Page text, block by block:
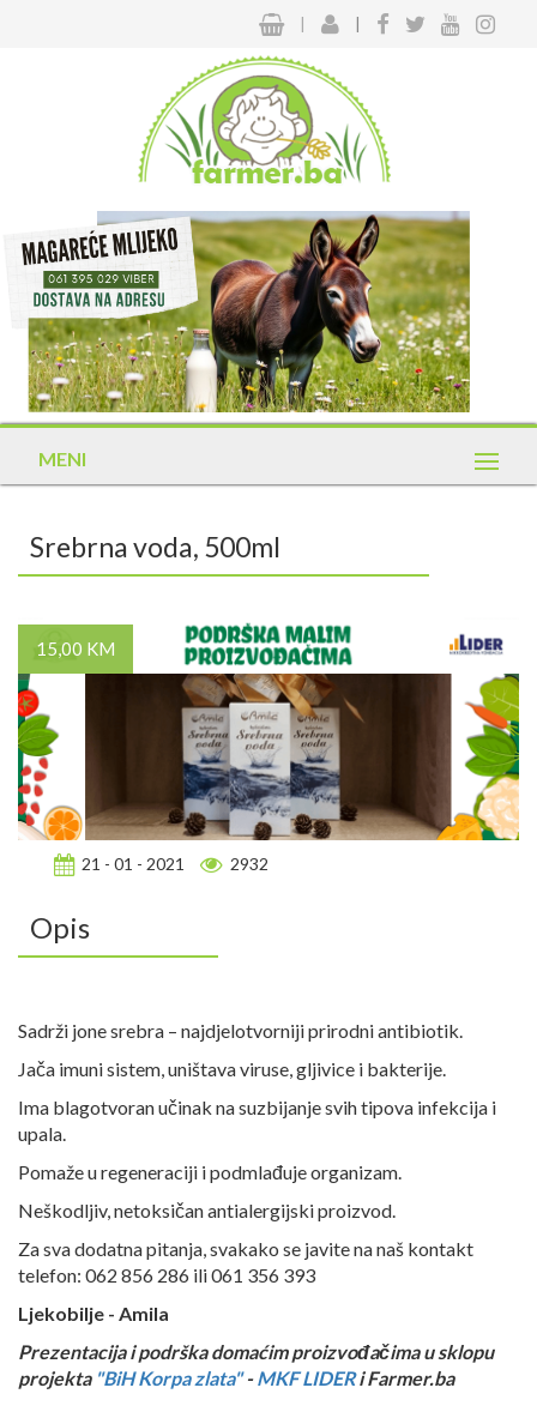
| |
MENI
Srebrna voda, 500ml
15,00 KM
21 - 01 - 2021 2932
Opis
Sadrži jone srebra – najdjelotvorniji prirodni antibiotik.
Jača imuni sistem, uništava viruse, gljivice i bakterije.
Ima blagotvoran učinak na suzbijanje svih tipova infekcija i
upala.
Pomaže u regeneraciji i podmlađuje organizam.
Neškodljiv, netoksičan antialergijski proizvod.
Za sva dodatna pitanja, svakako se javite na naš kontakt
telefon: 062 856 286 ili 061 356 393
Ljekobilje - Amila
Prezentacija i podrška domaćim proizvođačima u sklopu
projekta "BiH Korpa zlata"-MKF LIDERi Farmer.ba